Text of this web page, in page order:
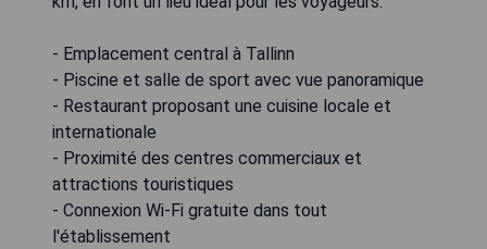
- Emplacement central à Tallinn
- Piscine et salle de sport avec vue panoramique
- Restaurant proposant une cuisine locale et
internationale
- Proximité des centres commerciaux et
attractions touristiques
- Connexion Wi-Fi gratuite dans tout
l'établissement